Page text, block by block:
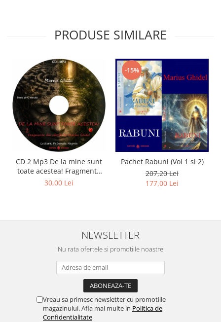
PRODUSE SIMILARE
CD 2 Mp3 De la mine sunt
toate acestea! Fragmente
din cărțile lui Marius Ghidel
30,00 Lei
-15%
Pachet Rabuni (Vol 1 si 2)
207,20 Lei
177,00 Lei
NEWSLETTER
Nu rata ofertele si promotiile noastre
Vreau sa primesc newsletter cu promotiile
magazinului. Afla mai multe in Politica de
Confidentialitate